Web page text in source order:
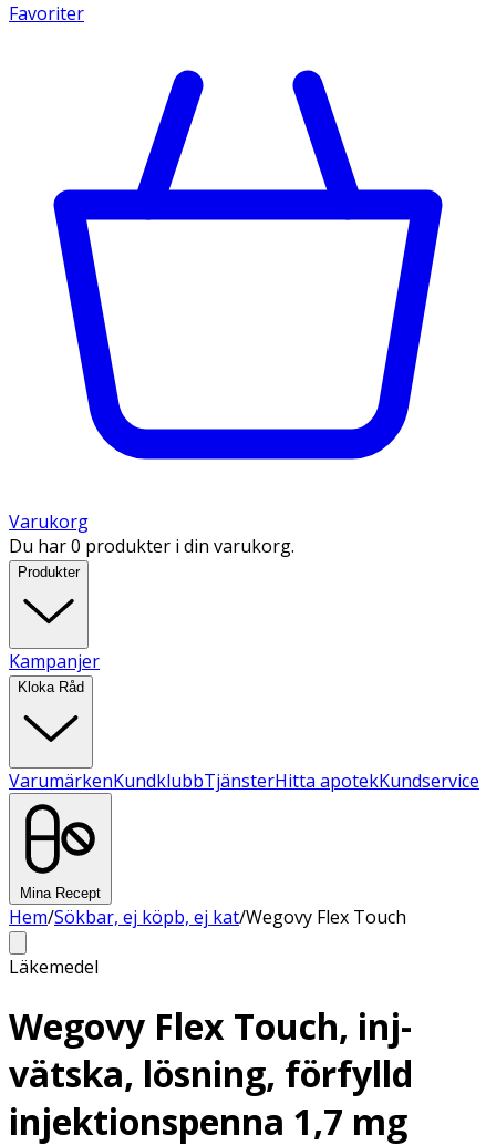
Favoriter
Varukorg
Du har 0 produkter i din varukorg.
Produkter
Kampanjer
Kloka Råd
VarumärkenKundklubbTjänsterHitta apotekKundservice
Mina Recept
Hem/Sökbar, ej köpb, ej kat/Wegovy Flex Touch
Läkemedel
Wegovy Flex Touch, inj-
vätska, lösning, förfylld
injektionspenna 1,7 mg